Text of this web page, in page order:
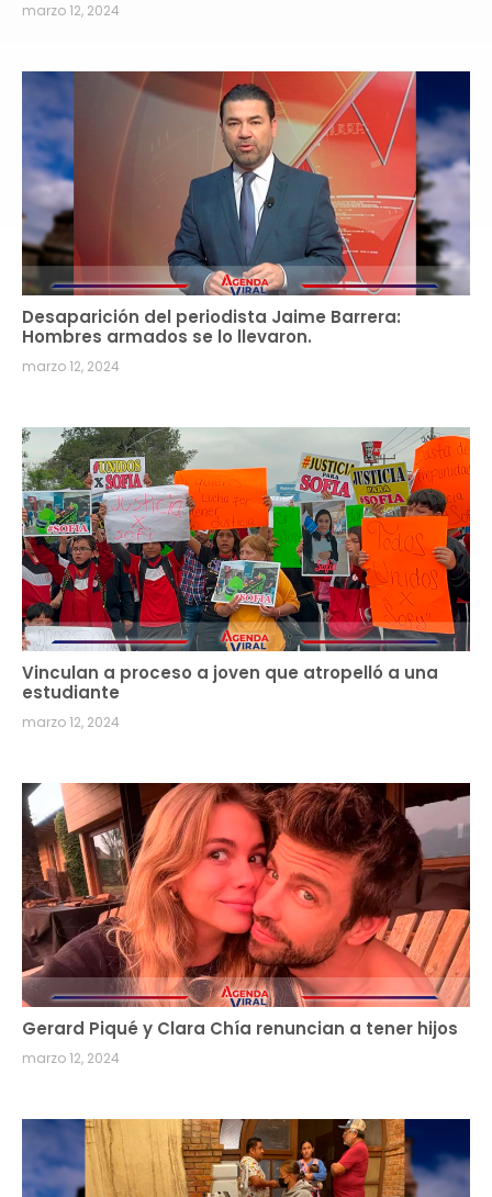
marzo 12, 2024
Desaparición del periodista Jaime Barrera:
Hombres armados se lo llevaron.
marzo 12, 2024
Vinculan a proceso a joven que atropelló a una
estudiante
marzo 12, 2024
Gerard Piqué y Clara Chía renuncian a tener hijos
marzo 12, 2024